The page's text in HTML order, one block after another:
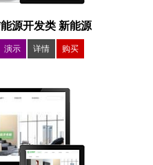
源开发类 新能源
保类
演示 详情 购买